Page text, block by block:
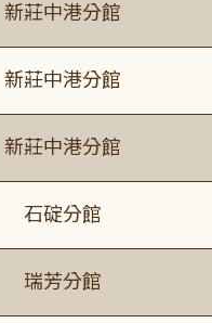
新莊中港分館
新莊中港分館
新莊中港分館
石碇分館
瑞芳分館